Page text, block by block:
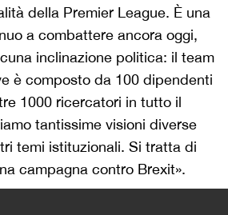
della Premier League. È una
a combattere ancora oggi,
inclinazione politica: il team
è composto da 100 dipendenti
1000 ricercatori in tutto il
tantissime visioni diverse
temi istituzionali. Si tratta di
campagna contro Brexit».